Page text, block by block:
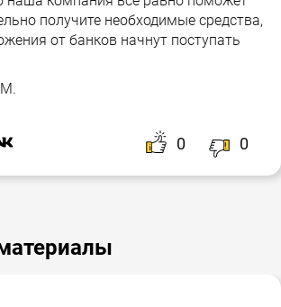
получите необходимые средства,
от банков начнут поступать
0 0